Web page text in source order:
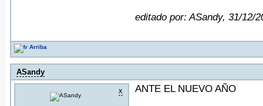
editado por: ASandy, 31/12/
ASandy
x ANTE EL NUEVO AÑO